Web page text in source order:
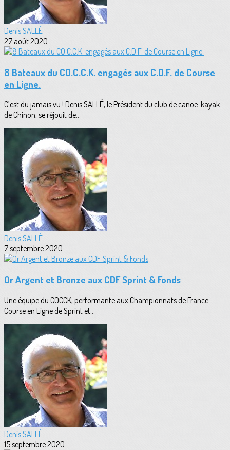
Denis SALLÉ
27 août 2020
8 Bateaux du CO.C.C.K. engagés aux C.D.F. de Course
en Ligne.
C’est du jamais vu ! Denis SALLÉ, le Président du club de canoë-kayak
de Chinon, se réjouit de...
Denis SALLÉ
7 septembre 2020
Or Argent et Bronze aux CDF Sprint & Fonds
Une équipe du COCCK, performante aux Championnats de France
Course en Ligne de Sprint et...
Denis SALLÉ
15 septembre 2020